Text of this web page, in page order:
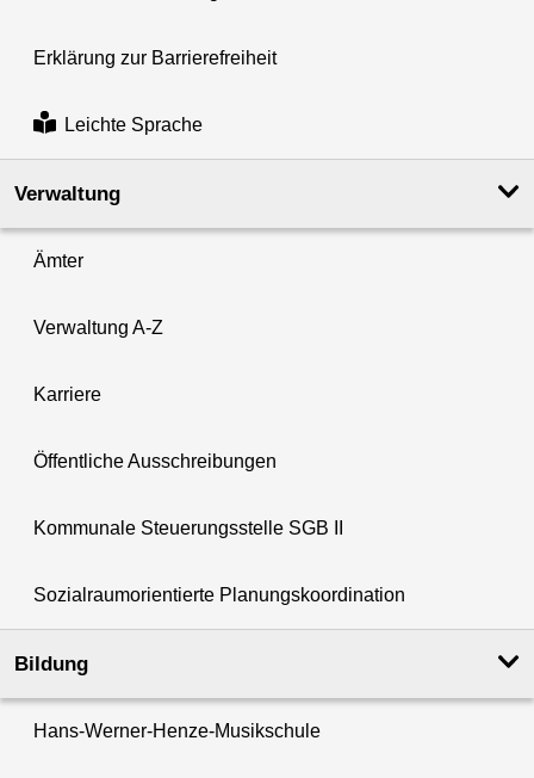
Erklärung zur Barrierefreiheit
Leichte Sprache
Verwaltung
Ämter
Verwaltung A-Z
Karriere
Öffentliche Ausschreibungen
Kommunale Steuerungsstelle SGB II
Sozialraumorientierte Planungskoordination
Bildung
Hans-Werner-Henze-Musikschule